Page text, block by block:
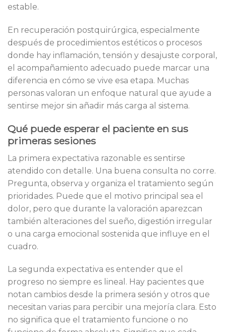
estable.
En recuperación postquirúrgica, especialmente
después de procedimientos estéticos o procesos
donde hay inflamación, tensión y desajuste corporal,
el acompañamiento adecuado puede marcar una
diferencia en cómo se vive esa etapa. Muchas
personas valoran un enfoque natural que ayude a
sentirse mejor sin añadir más carga al sistema.
Qué puede esperar el paciente en sus
primeras sesiones
La primera expectativa razonable es sentirse
atendido con detalle. Una buena consulta no corre.
Pregunta, observa y organiza el tratamiento según
prioridades. Puede que el motivo principal sea el
dolor, pero que durante la valoración aparezcan
también alteraciones del sueño, digestión irregular
o una carga emocional sostenida que influye en el
cuadro.
La segunda expectativa es entender que el
progreso no siempre es lineal. Hay pacientes que
notan cambios desde la primera sesión y otros que
necesitan varias para percibir una mejoría clara. Esto
no significa que el tratamiento funcione o no